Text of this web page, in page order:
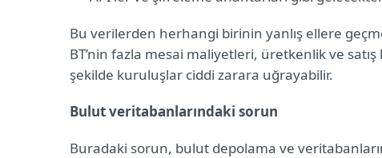
Bu verilerden herhangi birinin yanlış ellere
BT’nin fazla mesai maliyetleri, üretkenlik ve
şekilde kuruluşlar ciddi zarara uğrayabilir.
Bulut veritabanlarındaki sorun
Buradaki sorun, bulut depolama ve